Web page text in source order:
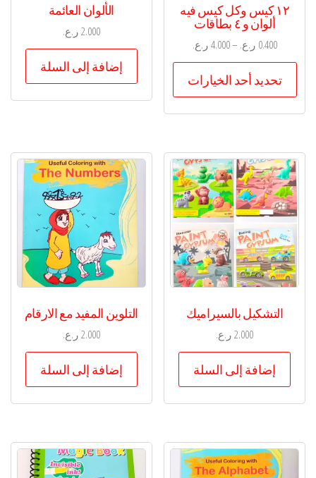
١٢ كيس وكل كيس فيه
ألوان و ٤ بطاقات
0.400 ر.ع. –
4.000 ر.ع.
تحديد أحد الخيارات
هناك
لهذا
المنتج.
يمكن
الخيارات
على
صفحة
الألوان العائمة
2.000ر.ع.
إضافة إلى السلة
التشكيل بالسيراميك
2.000ر.ع.
إضافة إلى السلة
التلوين المفيد مع الارقام
2.000ر.ع.
إضافة إلى السلة